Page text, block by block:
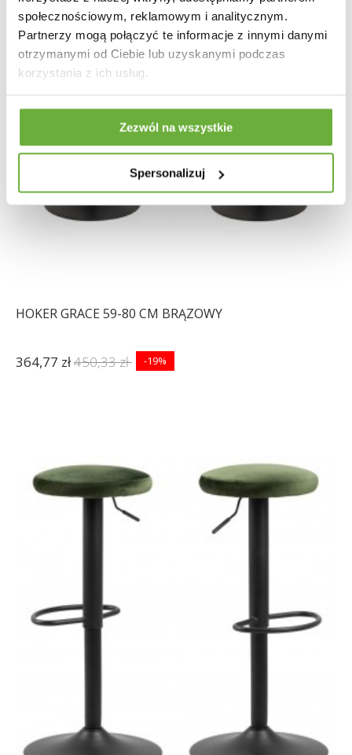
społecznościowym, reklamowym i analitycznym.
Partnerzy mogą połączyć te informacje z innymi danymi
otrzymanymi od Ciebie lub uzyskanymi podczas
korzystania z ich usług.
Zezwól na wszystkie
Spersonalizuj
HOKER GRACE 59-80 CM BRĄZOWY
364,77 zł450,33 zł -19%